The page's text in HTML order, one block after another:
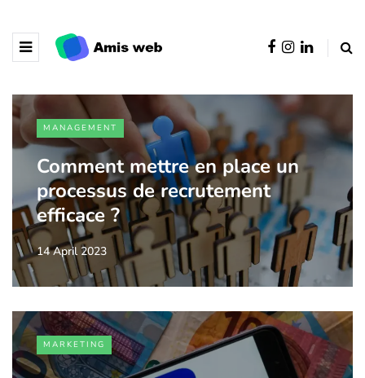
MANAGEMENT
Comment mettre en place un
processus de recrutement
efficace ?
14 April 2023
MARKETING